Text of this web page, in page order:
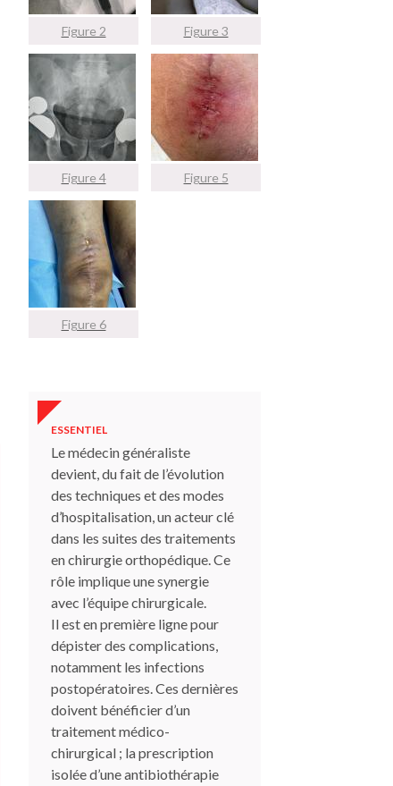
Figure 2 Figure 3
Figure 4 Figure 5
Figure 6
ESSENTIEL
Le médecin généraliste
devient, du fait de l’évolution
des techniques et des modes
d’hospitalisation, un acteur clé
dans les suites des traitements
en chirurgie orthopédique. Ce
rôle implique une synergie
avec l’équipe chirurgicale.
Il est en première ligne pour
dépister des complications,
notamment les infections
postopératoires. Ces dernières
doivent bénéficier d’un
traitement médico-
chirurgical ; la prescription
isolée d’une antibiothérapie